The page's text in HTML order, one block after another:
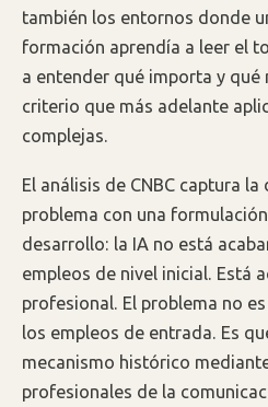
también los entornos donde
formación aprendía a leer el
a entender qué importa y qué
criterio que más adelante
complejas.
El análisis de CNBC captura
problema con una
desarrollo: la IA no está
empleos de nivel inicial. Está
profesional. El problema no
los empleos de entrada. Es
mecanismo histórico
profesionales de la